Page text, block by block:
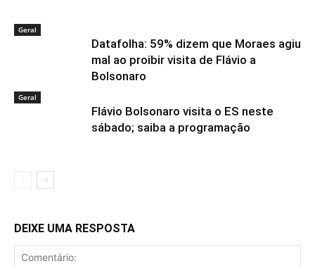
Geral
Datafolha: 59% dizem que Moraes agiu
mal ao proibir visita de Flávio a
Bolsonaro
Geral
Flávio Bolsonaro visita o ES neste
sábado; saiba a programação
DEIXE UMA RESPOSTA